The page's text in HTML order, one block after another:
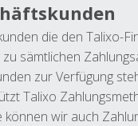
die den Talixo-
zu sämtlichen
zur Verfügung
Talixo
können wir auch